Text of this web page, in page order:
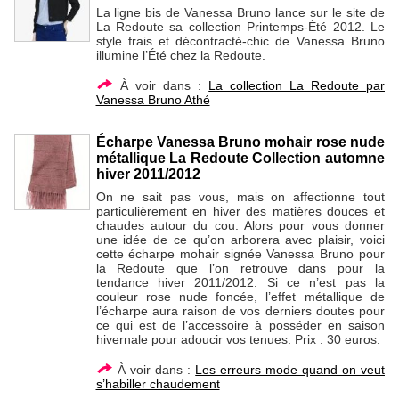
La ligne bis de Vanessa Bruno lance sur le site de
La Redoute sa collection Printemps-Été 2012. Le
style frais et décontracté-chic de Vanessa Bruno
illumine l’Été chez la Redoute.
À voir dans : La collection La Redoute par
Vanessa Bruno Athé
Écharpe Vanessa Bruno mohair rose nude
métallique La Redoute Collection automne
hiver 2011/2012
On ne sait pas vous, mais on affectionne tout
particulièrement en hiver des matières douces et
chaudes autour du cou. Alors pour vous donner
une idée de ce qu’on arborera avec plaisir, voici
cette écharpe mohair signée Vanessa Bruno pour
la Redoute que l’on retrouve dans pour la
tendance hiver 2011/2012. Si ce n’est pas la
couleur rose nude foncée, l’effet métallique de
l’écharpe aura raison de vos derniers doutes pour
ce qui est de l’accessoire à posséder en saison
hivernale pour adoucir vos tenues. Prix : 30 euros.
À voir dans : Les erreurs mode quand on veut
s’habiller chaudement